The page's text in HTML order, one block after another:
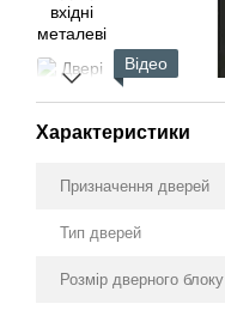
Відео
Характеристики
Призначення дверей
Тип дверей
Розмір дверного блоку